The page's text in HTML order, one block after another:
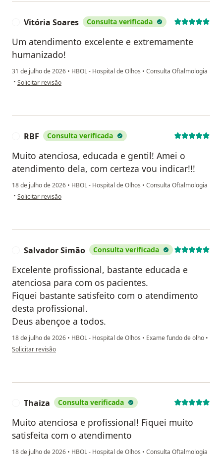
Vitória Soares Consulta verificada
Um atendimento excelente e extremamente
humanizado!
31 de julho de 2026 • HBOL - Hospital de Olhos • Consulta Oftalmologia
• na opinião do utilizador Vitória Soares
Solicitar revisão
RBF Consulta verificada
Muito atenciosa, educada e gentil! Amei o
atendimento dela, com certeza vou indicar!!!
18 de julho de 2026 • HBOL - Hospital de Olhos • Consulta Oftalmologia
• na opinião do utilizador RBF
Solicitar revisão
Salvador Simão Consulta verificada
Excelente profissional, bastante educada e
atenciosa para com os pacientes.
Fiquei bastante satisfeito com o atendimento
desta profissional.
Deus abençoe a todos.
18 de julho de 2026 • HBOL - Hospital de Olhos • Exame fundo de olho •
na opinião do utilizador Salvador Simão
Solicitar revisão
Thaiza Consulta verificada
Muito atenciosa e profissional! Fiquei muito
satisfeita com o atendimento
18 de julho de 2026 • HBOL - Hospital de Olhos • Consulta Oftalmologia